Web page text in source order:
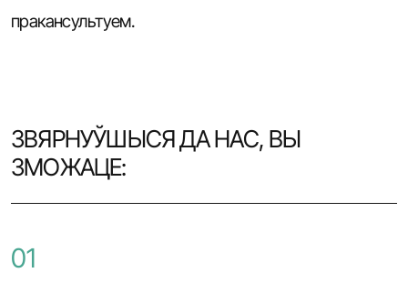
пракансультуем.
ЗВЯРНУЎШЫСЯ ДА НАС, ВЫ
ЗМОЖАЦЕ:
01